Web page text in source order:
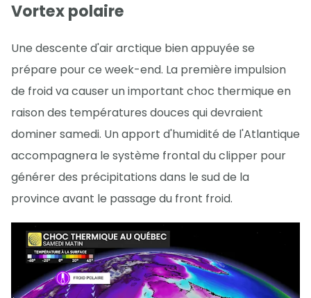
Vortex polaire
Une descente d'air arctique bien appuyée se
prépare pour ce week-end. La première impulsion
de froid va causer un important choc thermique en
raison des températures douces qui devraient
dominer samedi. Un apport d'humidité de l'Atlantique
accompagnera le système frontal du clipper pour
générer des précipitations dans le sud de la
province avant le passage du front froid.